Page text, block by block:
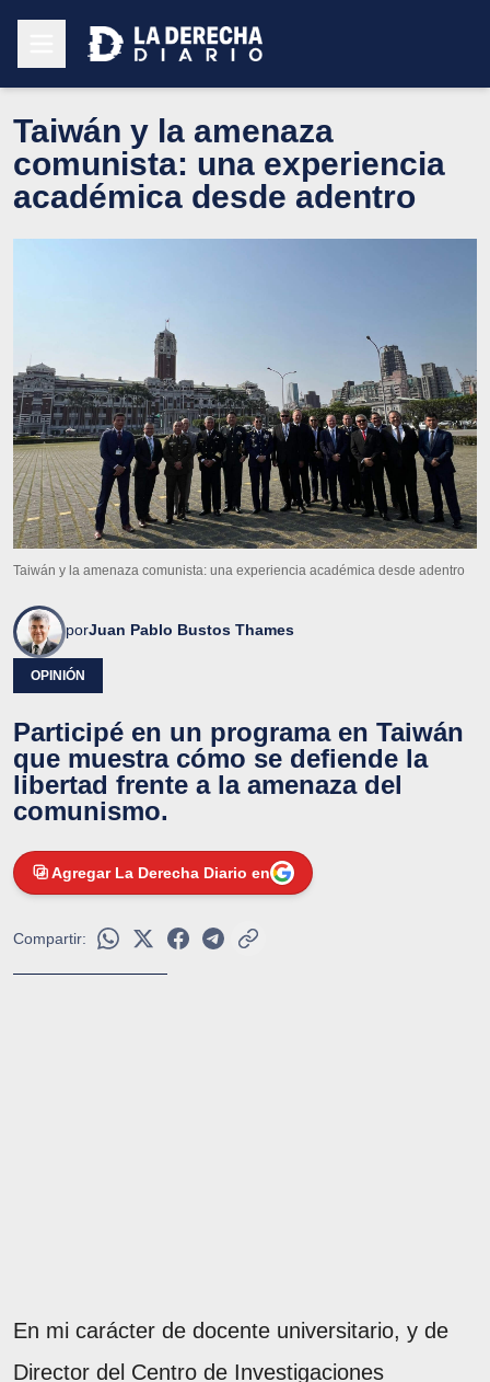
Taiwán y la amenaza
comunista: una experiencia
académica desde adentro
Taiwán y la amenaza comunista: una experiencia académica desde adentro
porJuan Pablo Bustos Thames
OPINIÓN
Participé en un programa en Taiwán
que muestra cómo se defiende la
libertad frente a la amenaza del
comunismo.
Agregar La Derecha Diario en
Compartir:
En mi carácter de docente universitario, y de
Director del Centro de Investigaciones